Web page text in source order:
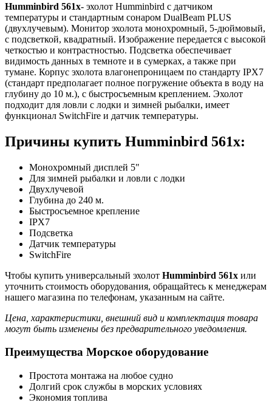
Humminbird 561x- эхолот Humminbird с датчиком
температуры и стандартным сонаром DualBeam PLUS
(двухлучевым). Монитор эхолота монохромный, 5-дюймовый,
с подсветкой, квадратный. Изображение передается с высокой
четкостью и контрастностью. Подсветка обеспечивает
видимость данных в темноте и в сумерках, а также при
тумане. Корпус эхолота влагонепроницаем по стандарту IPX7
(стандарт предполагает полное погружение объекта в воду на
глубину до 10 м.), с быстросъемным креплением. Эхолот
подходит для ловли с лодки и зимней рыбалки, имеет
функционал SwitchFire и датчик температуры.
Причины купить Humminbird 561x:
Монохромный дисплей 5"
Для зимней рыбалки и ловли с лодки
Двухлучевой
Глубина до 240 м.
Быстросъемное крепление
IPX7
Подсветка
Датчик температуры
SwitchFire
Чтобы купить универсальный эхолот Humminbird 561x или
уточнить стоимость оборудования, обращайтесь к менеджерам
нашего магазина по телефонам, указанным на сайте.
Цена, характеристики, внешний вид и комплектация товара
могут быть изменены без предварительного уведомления.
Преимущества Морское оборудование
Простота монтажа на любое судно
Долгий срок службы в морских условиях
Экономия топлива